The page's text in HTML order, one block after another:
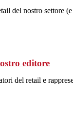
del nostro settore
editore
del retail e